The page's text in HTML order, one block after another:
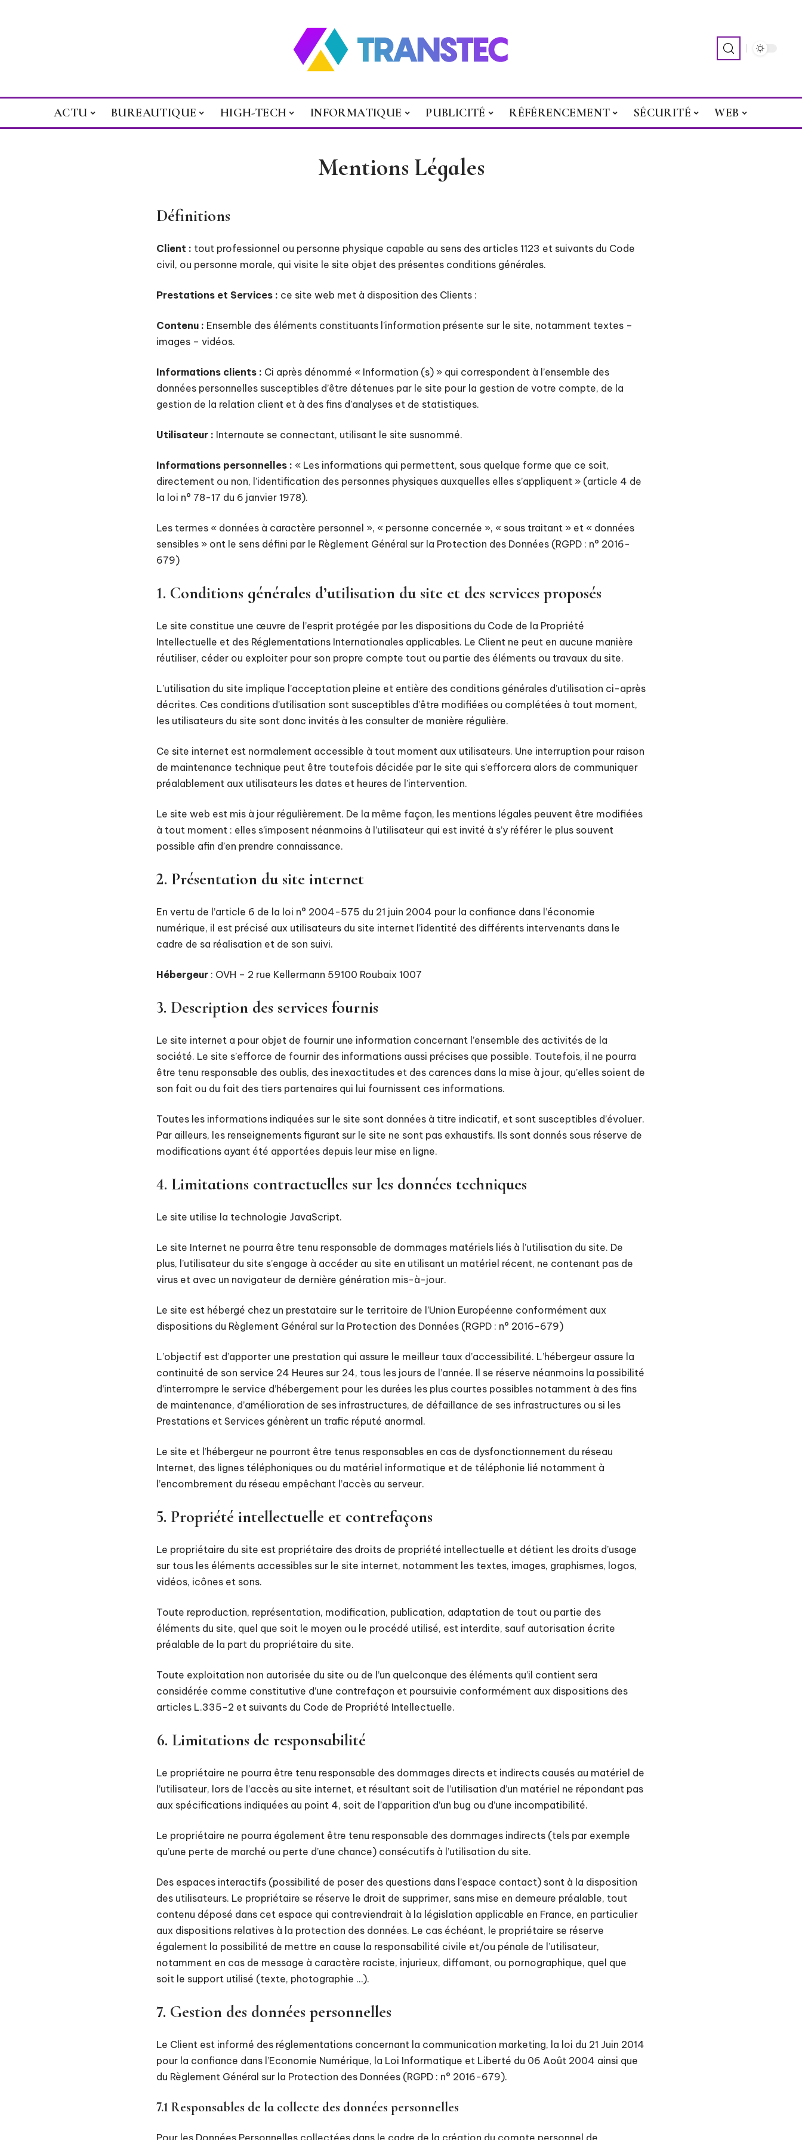
ACTU BUREAUTIQUE HIGH-TECH INFORMATIQUE PUBLICITÉ RÉFÉRENCEMENT SÉCURITÉ WEB
Mentions Légales
Définitions
Client : tout professionnel ou personne physique capable au sens des articles 1123 et suivants du Code
civil, ou personne morale, qui visite le site objet des présentes conditions générales.
Prestations et Services : ce site web met à disposition des Clients :
Contenu : Ensemble des éléments constituants l’information présente sur le site, notamment textes –
images – vidéos.
Informations clients : Ci après dénommé « Information (s) » qui correspondent à l’ensemble des
données personnelles susceptibles d’être détenues par le site pour la gestion de votre compte, de la
gestion de la relation client et à des fins d’analyses et de statistiques.
Utilisateur : Internaute se connectant, utilisant le site susnommé.
Informations personnelles : « Les informations qui permettent, sous quelque forme que ce soit,
directement ou non, l’identification des personnes physiques auxquelles elles s’appliquent » (article 4 de
la loi n° 78-17 du 6 janvier 1978).
Les termes « données à caractère personnel », « personne concernée », « sous traitant » et « données
sensibles » ont le sens défini par le Règlement Général sur la Protection des Données (RGPD : n° 2016-
679)
1. Conditions générales d’utilisation du site et des services proposés
Le site constitue une œuvre de l’esprit protégée par les dispositions du Code de la Propriété
Intellectuelle et des Réglementations Internationales applicables. Le Client ne peut en aucune manière
réutiliser, céder ou exploiter pour son propre compte tout ou partie des éléments ou travaux du site.
L’utilisation du site implique l’acceptation pleine et entière des conditions générales d’utilisation ci-après
décrites. Ces conditions d’utilisation sont susceptibles d’être modifiées ou complétées à tout moment,
les utilisateurs du site sont donc invités à les consulter de manière régulière.
Ce site internet est normalement accessible à tout moment aux utilisateurs. Une interruption pour raison
de maintenance technique peut être toutefois décidée par le site qui s’efforcera alors de communiquer
préalablement aux utilisateurs les dates et heures de l’intervention.
Le site web est mis à jour régulièrement. De la même façon, les mentions légales peuvent être modifiées
à tout moment : elles s’imposent néanmoins à l’utilisateur qui est invité à s’y référer le plus souvent
possible afin d’en prendre connaissance.
2. Présentation du site internet
En vertu de l’article 6 de la loi n° 2004-575 du 21 juin 2004 pour la confiance dans l’économie
numérique, il est précisé aux utilisateurs du site internet l’identité des différents intervenants dans le
cadre de sa réalisation et de son suivi.
Hébergeur : OVH – 2 rue Kellermann 59100 Roubaix 1007
3. Description des services fournis
Le site internet a pour objet de fournir une information concernant l’ensemble des activités de la
société. Le site s’efforce de fournir des informations aussi précises que possible. Toutefois, il ne pourra
être tenu responsable des oublis, des inexactitudes et des carences dans la mise à jour, qu’elles soient de
son fait ou du fait des tiers partenaires qui lui fournissent ces informations.
Toutes les informations indiquées sur le site sont données à titre indicatif, et sont susceptibles d’évoluer.
Par ailleurs, les renseignements figurant sur le site ne sont pas exhaustifs. Ils sont donnés sous réserve de
modifications ayant été apportées depuis leur mise en ligne.
4. Limitations contractuelles sur les données techniques
Le site utilise la technologie JavaScript.
Le site Internet ne pourra être tenu responsable de dommages matériels liés à l’utilisation du site. De
plus, l’utilisateur du site s’engage à accéder au site en utilisant un matériel récent, ne contenant pas de
virus et avec un navigateur de dernière génération mis-à-jour.
Le site est hébergé chez un prestataire sur le territoire de l’Union Européenne conformément aux
dispositions du Règlement Général sur la Protection des Données (RGPD : n° 2016-679)
L’objectif est d’apporter une prestation qui assure le meilleur taux d’accessibilité. L’hébergeur assure la
continuité de son service 24 Heures sur 24, tous les jours de l’année. Il se réserve néanmoins la possibilité
d’interrompre le service d’hébergement pour les durées les plus courtes possibles notamment à des fins
de maintenance, d’amélioration de ses infrastructures, de défaillance de ses infrastructures ou si les
Prestations et Services génèrent un trafic réputé anormal.
Le site et l’hébergeur ne pourront être tenus responsables en cas de dysfonctionnement du réseau
Internet, des lignes téléphoniques ou du matériel informatique et de téléphonie lié notamment à
l’encombrement du réseau empêchant l’accès au serveur.
5. Propriété intellectuelle et contrefaçons
Le propriétaire du site est propriétaire des droits de propriété intellectuelle et détient les droits d’usage
sur tous les éléments accessibles sur le site internet, notamment les textes, images, graphismes, logos,
vidéos, icônes et sons.
Toute reproduction, représentation, modification, publication, adaptation de tout ou partie des
éléments du site, quel que soit le moyen ou le procédé utilisé, est interdite, sauf autorisation écrite
préalable de la part du propriétaire du site.
Toute exploitation non autorisée du site ou de l’un quelconque des éléments qu’il contient sera
considérée comme constitutive d’une contrefaçon et poursuivie conformément aux dispositions des
articles L.335-2 et suivants du Code de Propriété Intellectuelle.
6. Limitations de responsabilité
Le propriétaire ne pourra être tenu responsable des dommages directs et indirects causés au matériel de
l’utilisateur, lors de l’accès au site internet, et résultant soit de l’utilisation d’un matériel ne répondant pas
aux spécifications indiquées au point 4, soit de l’apparition d’un bug ou d’une incompatibilité.
Le propriétaire ne pourra également être tenu responsable des dommages indirects (tels par exemple
qu’une perte de marché ou perte d’une chance) consécutifs à l’utilisation du site.
Des espaces interactifs (possibilité de poser des questions dans l’espace contact) sont à la disposition
des utilisateurs. Le propriétaire se réserve le droit de supprimer, sans mise en demeure préalable, tout
contenu déposé dans cet espace qui contreviendrait à la législation applicable en France, en particulier
aux dispositions relatives à la protection des données. Le cas échéant, le propriétaire se réserve
également la possibilité de mettre en cause la responsabilité civile et/ou pénale de l’utilisateur,
notamment en cas de message à caractère raciste, injurieux, diffamant, ou pornographique, quel que
soit le support utilisé (texte, photographie …).
7. Gestion des données personnelles
Le Client est informé des réglementations concernant la communication marketing, la loi du 21 Juin 2014
pour la confiance dans l’Economie Numérique, la Loi Informatique et Liberté du 06 Août 2004 ainsi que
du Règlement Général sur la Protection des Données (RGPD : n° 2016-679).
7.1 Responsables de la collecte des données personnelles
Pour les Données Personnelles collectées dans le cadre de la création du compte personnel de